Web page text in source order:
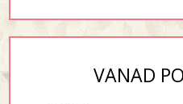
VANAD